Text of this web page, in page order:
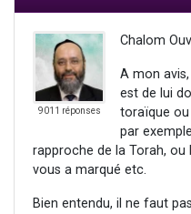
9011 réponses
Chalom
A mon
est de lui
toraïque ou
par
rapproche de la Torah,
vous a marqué etc.
Bien entendu, il ne faut